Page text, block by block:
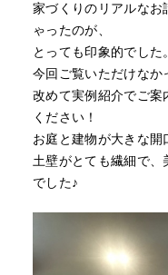
家づくりのリアルなお
ゃったのが、
とっても印象的でした
今回ご覧いただけなか
改めて実例紹介でご案
ください！
お庭と建物が大きな開
土壁がとても繊細で
でした♪